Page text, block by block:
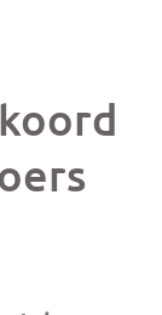
op
bericht
op